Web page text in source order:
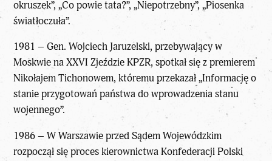
okruszek”, „Co powie tata?”, „Niepotrzebny”, „Piosenka
światłoczuła”.
1981 – Gen. Wojciech Jaruzelski, przebywający w
Moskwie na XXVI Zjeździe KPZR, spotkał się z premierem
Nikołajem Tichonowem, któremu przekazał „Informację o
stanie przygotowań państwa do wprowadzenia stanu
wojennego”.
1986 – W Warszawie przed Sądem Wojewódzkim
rozpoczął się proces kierownictwa Konfederacji Polski